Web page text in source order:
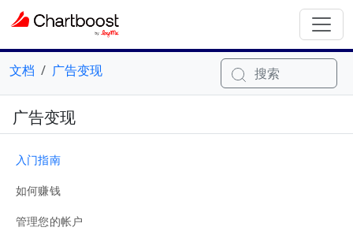
文档 广告变现 搜索
广告变现
入门指南
如何赚钱
管理您的帐户